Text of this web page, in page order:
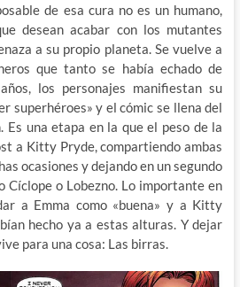
de esa cura no es un humano,
desean acabar con los mutantes
a su propio planeta. Se vuelve a
que tanto se había echado de
los personajes manifiestan su
superhéroes» y el cómic se llena del
Es una etapa en la que el peso de la
a Kitty Pryde, compartiendo ambas
ocasiones y dejando en un segundo
Cíclope o Lobezno. Lo importante en
a Emma como «buena» y a Kitty
hecho ya a estas alturas. Y dejar
para una cosa: Las birras.